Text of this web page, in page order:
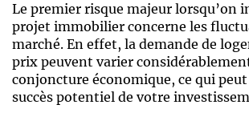
Le premier risque majeur lorsqu’on
projet immobilier concerne les
marché. En effet, la demande de
prix peuvent varier
conjoncture économique, ce qui
succès potentiel de votre